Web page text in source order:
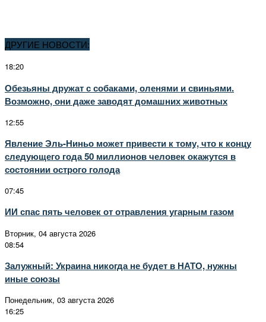
ДРУГИЕ НОВОСТИ:
18:20
Обезьяны дружат с собаками, оленями и свиньями.
Возможно, они даже заводят домашних животных
12:55
Явление Эль-Ниньо может привести к тому, что к концу
следующего года 50 миллионов человек окажутся в
состоянии острого голода
07:45
ИИ спас пять человек от отравления угарным газом
Вторник, 04 августа 2026
08:54
Залужный: Украина никогда не будет в НАТО, нужны
иные союзы
Понедельник, 03 августа 2026
16:25